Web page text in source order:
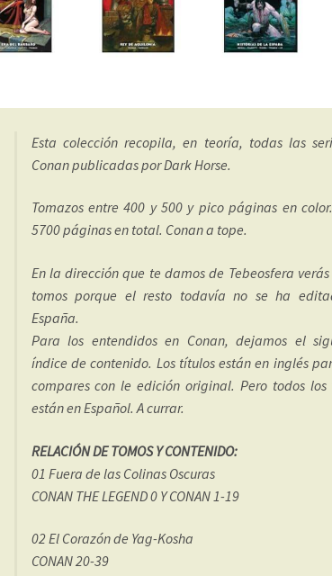
Esta colección recopila, en teoría, todas las
Conan publicadas por Dark Horse.
Tomazos entre 400 y 500 y pico páginas en
5700 páginas en total. Conan a tope.
En la dirección que te damos de Tebeosfera verás
tomos porque el resto todavía no se ha
España.
Para los entendidos en Conan, dejamos el
índice de contenido. Los títulos están en inglés
compares con le edición original. Pero todos los
están en Español. A currar.
RELACIÓN DE TOMOS Y CONTENIDO:
01 Fuera de las Colinas Oscuras
CONAN THE LEGEND 0 Y CONAN 1-19
02 El Corazón de Yag-Kosha
CONAN 20-39